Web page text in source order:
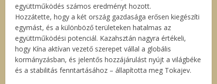
együttműködés számos eredményt hozott.
Hozzátette, hogy a két ország gazdasága erősen kiegészíti
egymást, és a különböző területeken hatalmas az
együttműködési potenciál. Kazahsztán nagyra értékeli,
hogy Kína aktívan vezető szerepet vállal a globális
kormányzásban, és jelentős hozzájárulást nyújt a világbéke
és a stabilitás fenntartásához – állapította meg Tokajev.